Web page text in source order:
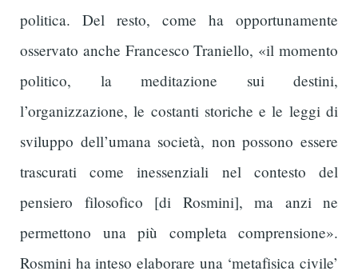
politica. Del resto, come ha opportunamente
osservato anche Francesco Traniello, «il momento
politico, la meditazione sui destini,
l’organizzazione, le costanti storiche e le leggi di
sviluppo dell’umana società, non possono essere
trascurati come inessenziali nel contesto del
pensiero filosofico [di Rosmini], ma anzi ne
permettono una più completa comprensione».
Rosmini ha inteso elaborare una ‘metafisica civile’